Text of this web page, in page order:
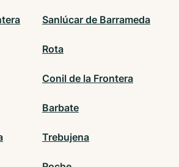
Sanlúcar de Barrameda
Rota
Conil de la Frontera
Barbate
Trebujena